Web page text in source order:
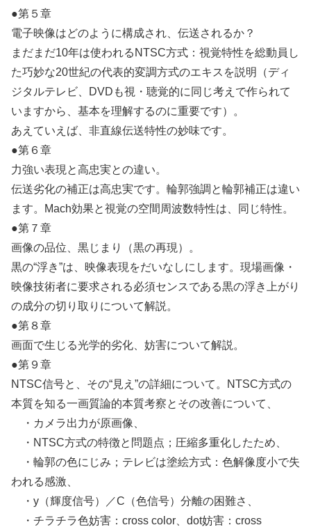
●第５章
電子映像はどのように構成され、伝送されるか？
まだまだ10年は使われるNTSC方式：視覚特性を総動員し
た巧妙な20世紀の代表的変調方式のエキスを説明（ディ
ジタルテレビ、DVDも視・聴覚的に同じ考えで作られて
いますから、基本を理解するのに重要です）。
あえていえば、非直線伝送特性の妙味です。
●第６章
力強い表現と高忠実との違い。
伝送劣化の補正は高忠実です。輪郭強調と輪郭補正は違い
ます。Mach効果と視覚の空間周波数特性は、同じ特性。
●第７章
画像の品位、黒じまり（黒の再現）。
黒の“浮き”は、映像表現をだいなしにします。現場画像・
映像技術者に要求される必須センスである黒の浮き上がり
の成分の切り取りについて解説。
●第８章
画面で生じる光学的劣化、妨害について解説。
●第９章
NTSC信号と、その“見え”の詳細について。NTSC方式の
本質を知る一画質論的本質考察とその改善について、
・カメラ出力が原画像、
・NTSC方式の特徴と問題点；圧縮多重化したため、
・輪郭の色にじみ；テレビは塗絵方式：色解像度小で失
われる感激、
・y（輝度信号）／C（色信号）分離の困難さ、
・チラチラ色妨害：cross color、dot妨害：cross